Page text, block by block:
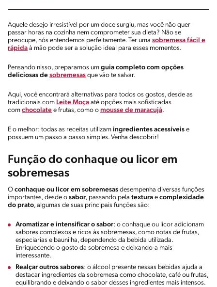
Aquele desejo irresistível por um doce surgiu, mas você não quer
passar horas na cozinha nem comprometer sua dieta? Não se
preocupe, nós entendemos perfeitamente. Ter uma sobremesa fácil e
rápida à mão pode ser a solução ideal para esses momentos.
Pensando nisso, preparamos um guia completo com opções
deliciosas de sobremesas que vão te salvar.
Aqui, você encontrará alternativas para todos os gostos, desde as
tradicionais com Leite Moça até opções mais sofisticadas
com chocolate e frutas, como o mousse de maracujá.
E o melhor: todas as receitas utilizam ingredientes acessíveis e
possuem um passo a passo simples. Venha descobrir!
Função do conhaque ou licor em
sobremesas
O conhaque ou licor em sobremesas desempenha diversas funções
importantes, desde o sabor, passando pela textura e complexidade
do prato, algumas de suas principais funções são:
Aromatizar e intensificar o sabor: o conhaque ou licor adicionam
sabores complexos e ricos às sobremesas, como notas de frutas,
especiarias e baunilha, dependendo da bebida utilizada.
Enriquecendo o gosto da sobremesa e deixando-a mais
interessante.
Realçar outros sabores: o álcool presente nessas bebidas ajuda a
destacar ingredientes da sobremesa como chocolate, café ou frutas,
equilibrando e deixando o sabor desses ingredientes mais intensos.